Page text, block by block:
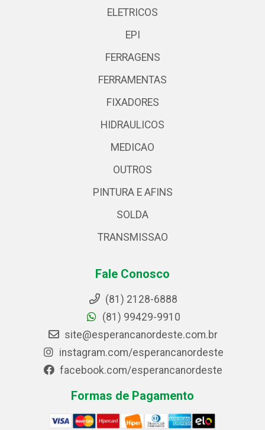
ELETRICOS
EPI
FERRAGENS
FERRAMENTAS
FIXADORES
HIDRAULICOS
MEDICAO
OUTROS
PINTURA E AFINS
SOLDA
TRANSMISSAO
Fale Conosco
(81) 2128-6888
(81) 99429-9910
site@esperancanordeste.com.br
instagram.com/esperancanordeste
facebook.com/esperancanordeste
Formas de Pagamento